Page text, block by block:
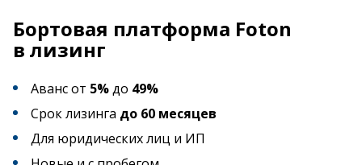
Бортовая платформа Foton
в лизинг
Аванс от 5%до 49%
Срок лизинга до 60 месяцев
Для юридических лиц и ИП